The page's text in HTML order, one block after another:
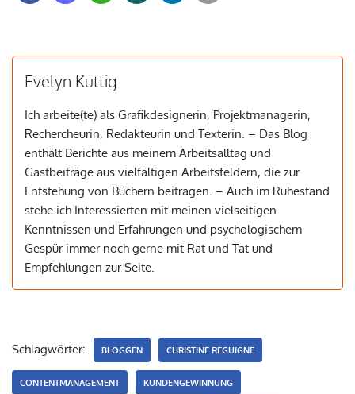
Evelyn Kuttig
Ich arbeite(te) als Grafikdesignerin, Projektmanagerin,
Rechercheurin, Redakteurin und Texterin. – Das Blog
enthält Berichte aus meinem Arbeitsalltag und
Gastbeiträge aus vielfältigen Arbeitsfeldern, die zur
Entstehung von Büchern beitragen. – Auch im Ruhestand
stehe ich Interessierten mit meinen vielseitigen
Kenntnissen und Erfahrungen und psychologischem
Gespür immer noch gerne mit Rat und Tat und
Empfehlungen zur Seite.
Schlagwörter: BLOGGEN CHRISTINE REGUIGNE
CONTENTMANAGEMENT KUNDENGEWINNUNG